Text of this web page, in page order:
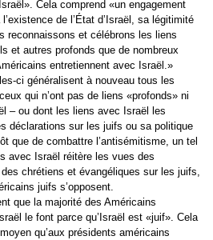
Cela comprend «un engagement
de l’État d’Israël, sa légitimité
reconnaissons et célébrons les liens
et autres profonds que de nombreux
entretiennent avec Israël.»
ci généralisent à nouveau tous les
qui n’ont pas de liens «profonds» ni
– ou dont les liens avec Israël les
déclarations sur les juifs ou sa politique
que de combattre l’antisémitisme, un tel
avec Israël réitère les vues des
chrétiens et évangéliques sur les juifs,
juifs s’opposent.
que la majorité des Américains
le font parce qu’Israël est «juif». Cela
qu’aux présidents américains